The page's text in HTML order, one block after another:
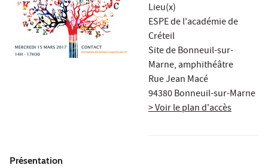
Lieu(x)
ESPE de l'académie de
Créteil
Site de Bonneuil-sur-
Marne, amphithéâtre
Rue Jean Macé
94380 Bonneuil-sur-Marne
> Voir le plan d'accès
Présentation